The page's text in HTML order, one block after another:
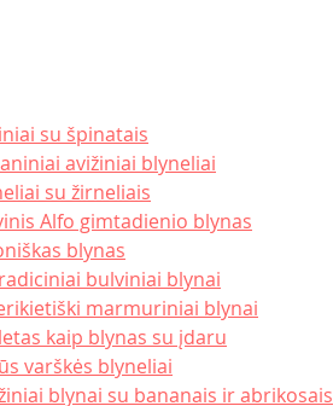
su špinatais
avižiniai blyneliai
su žirneliais
Alfo gimtadienio blynas
blynas
bulviniai blynai
marmuriniai blynai
kaip blynas su įdaru
varškės blyneliai
blynai su bananais ir abrikosais